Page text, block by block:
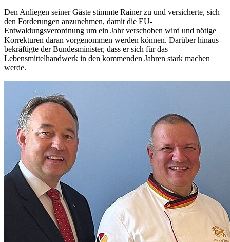
Den Anliegen seiner Gäste stimmte Rainer zu und versicherte, sich
den Forderungen anzunehmen, damit die EU-
Entwaldungsverordnung um ein Jahr verschoben wird und nötige
Korrekturen daran vorgenommen werden können. Darüber hinaus
bekräftigte der Bundesminister, dass er sich für das
Lebensmittelhandwerk in den kommenden Jahren stark machen
werde.